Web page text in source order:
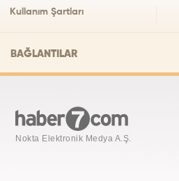
Kullanım Şartları
BAĞLANTILAR
Nokta Elektronik Medya A.Ş.